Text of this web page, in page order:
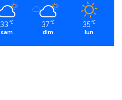
33 ℃
sam
37 ℃
dim
35 ℃
lun